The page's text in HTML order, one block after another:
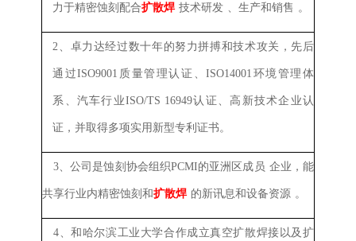
力于精密蚀刻配合扩散焊 技术研发 、生产和销售 。
2、 卓力达经过数十年的努力拼搏和技术攻关，先后
通过ISO9001质量管理认证、ISO14001环境管理体
系、汽车行业ISO/TS 16949认证、高新技术企业认
证，并取得多项实用新型专利证书。
3、公司是蚀刻协会组织PCMI的亚洲区成员 企业 ，能
共享行业内精密蚀刻和扩散焊 的新讯息和设备资源 。
4、和哈尔滨工业大学合作成立真空扩散焊接以及扩